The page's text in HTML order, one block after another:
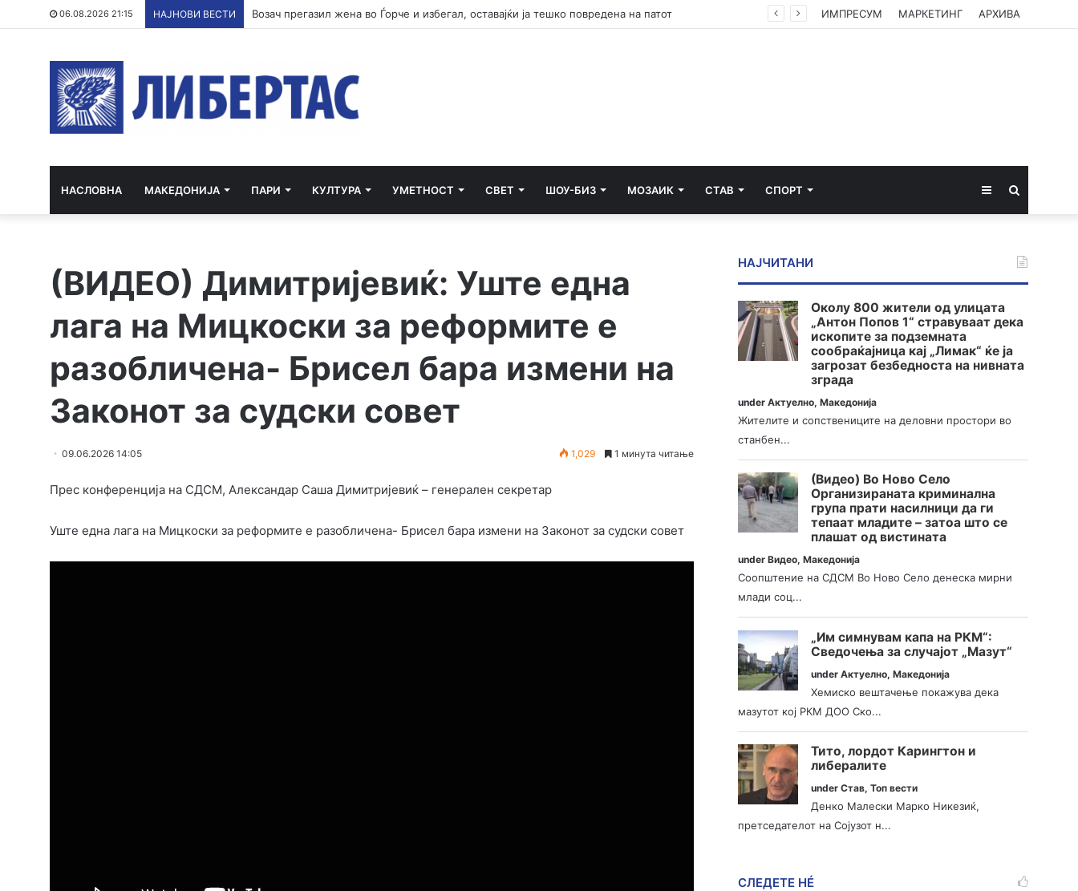
06.08.2026 21:15 НАЈНОВИ ВЕСТИ ИМПРЕСУМ МАРКЕТИНГ АРХИВА
НАСЛОВНА МАКЕДОНИЈА ПАРИ КУЛТУРА УМЕТНОСТ СВЕТ ШОУ-БИЗ МОЗАИК СТАВ СПОРТ Sidebar
(ВИДЕО) Димитријевиќ: Уште една
лага на Мицкоски за реформите е
разобличена- Брисел бара измени на
Законот за судски совет
09.06.2026 14:05 1,029 1 минута читање
Прес конференција на СДСМ, Александар Саша Димитријевиќ – генерален секретар
Уште една лага на Мицкоски за реформите е разобличена- Брисел бара измени на Законот за судски совет
НАЈЧИТАНИ
Околу 800 жители од улицата
„Антон Попов 1“ стравуваат дека
ископите за подземната
сообраќајница кај „Лимак“ ќе ја
загрозат безбедноста на нивната
зграда
underАктуелно,Македонија
Жителите и сопствениците на деловни простори во
станбен...
(Видео) Во Ново Село
Организираната криминална
група прати насилници да ги
тепаат младите – затоа што се
плашат од вистината
underВидео,Македонија
Соопштение на СДСМ Во Ново Село денеска мирни
млади соц...
„Им симнувам капа на РКМ“:
Сведочења за случајот „Мазут“
underАктуелно,Македонија
Хемиско вештачење покажува дека
мазутот кој РКМ ДОО Ско...
Тито, лордот Карингтон и
либералите
underСтав,Топ вести
Денко Малески Марко Никезиќ,
претседателот на Сојузот н...
СЛЕДЕТЕ НÉ